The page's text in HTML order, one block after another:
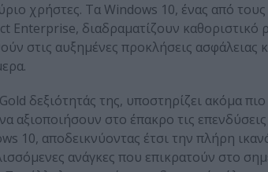
χρήστες. Τα Windows 10, ένας από τους
Enterprise, διαδραματίζουν καθοριστικό
στις αυξημένες προκλήσεις ασφάλειας
δεξιότητάς της, υποστηρίζει ακόμα
αξιοποιήσουν στο έπακρο τις
10, αποδεικνύοντας έτσι την πλήρη
ανάγκες που επικρατούν στο